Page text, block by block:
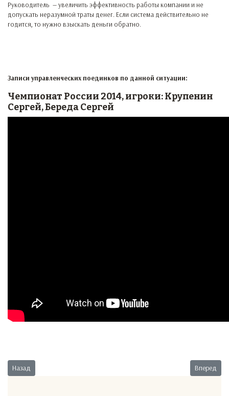
Руководитель — увеличить эффективность работы компании и не
допускать неразумной траты денег. Если система действительно не
годится, то нужно взыскать деньги обратно.
Записи управленческих поединков по данной ситуации:
Чемпионат России 2014, игроки: Крупенин
Сергей, Береда Сергей
Предыдущий: Перетягивание одеяла
Назад Вперед